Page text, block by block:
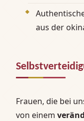
aus der
Frauen, die bei
von einem